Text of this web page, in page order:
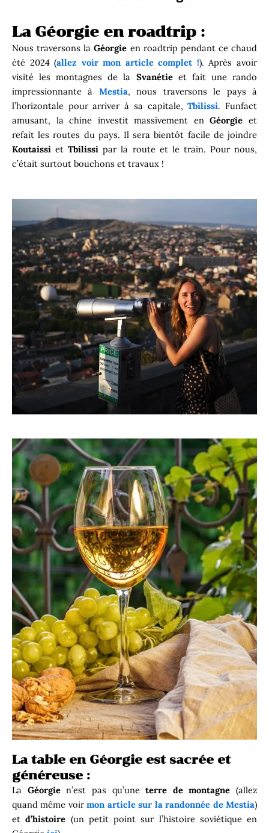
La Géorgie en roadtrip :
Nous traversons laGéorgie en roadtrip pendant ce chaud
été 2024 (allez voir mon article complet !). Après avoir
visité les montagnes de la Svanétieet fait une rando
impressionnante à Mestia, nous traversons le pays à
l’horizontale pour arriver à sa capitale,Tbilissi. Funfact
amusant, la chine investit massivement enGéorgie et
refait les routes du pays. Il sera bientôt facile de joindre
Koutaissi etTbilissi par la route et le train. Pour nous,
c’était surtout bouchons et travaux !
La table en Géorgie est sacrée et
généreuse :
La Géorgien’est pas qu’uneterre de montagne (allez
quand même voirmon article sur la randonnée de Mestia)
etd’histoire (un petit point sur l’histoire soviétique en